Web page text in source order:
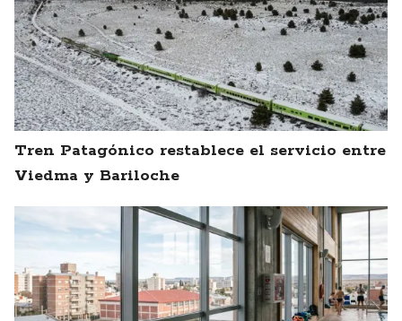
Tren Patagónico restablece el servicio entre
Viedma y Bariloche